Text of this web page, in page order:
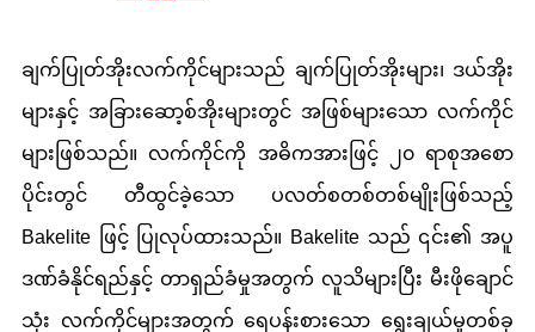
ချက်ပြုတ်အိုးလက်ကိုင်များသည် ချက်ပြုတ်အိုးများ၊ ဒယ်အိုး
များနှင့် အခြားဆော့စ်အိုးများတွင် အဖြစ်များသော လက်ကိုင်
များဖြစ်သည်။ လက်ကိုင်ကို အဓိကအားဖြင့် ၂၀ ရာစုအစော
ပိုင်းတွင် တီထွင်ခဲ့သော ပလတ်စတစ်တစ်မျိုးဖြစ်သည့်
Bakelite ဖြင့် ပြုလုပ်ထားသည်။ Bakelite သည် ၎င်း၏ အပူ
ဒဏ်ခံနိုင်ရည်နှင့် တာရှည်ခံမှုအတွက် လူသိများပြီး မီးဖိုချောင်
သုံး လက်ကိုင်များအတွက် ရေပန်းစားသော ရွေးချယ်မှုတစ်ခု